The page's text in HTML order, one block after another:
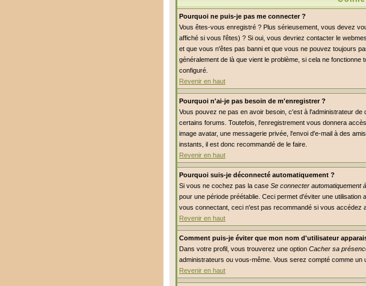
Pourquoi ne puis-je pas me connecter ?
Vous êtes-vous enregistré ? Plus sérieusement, vous devez
affiché si vous l'êtes) ? Si oui, vous devriez contacter le
et que vous n'êtes pas banni et que vous ne pouvez toujours
généralement de là que vient le problème, si cela ne
configuré.
Revenir en haut
Pourquoi n'ai-je pas besoin de m'enregistrer ?
Vous pouvez ne pas en avoir besoin, c'est à l'administrateur
certains forums. Toutefois, l'enregistrement vous donnera
image avatar, une messagerie privée, l'envoi d'e-mail à des
instants, il est donc recommandé de le faire.
Revenir en haut
Pourquoi suis-je déconnecté automatiquement ?
Si vous ne cochez pas la case Se connecter automatiquement
pour une période préétablie. Ceci permet d'éviter une
vous connectant, ceci n'est pas recommandé si vous accédez
Revenir en haut
Comment puis-je éviter que mon nom d'utilisateur
Dans votre profil, vous trouverez une option Cacher sa
administrateurs ou vous-même. Vous serez compté comme un
Revenir en haut